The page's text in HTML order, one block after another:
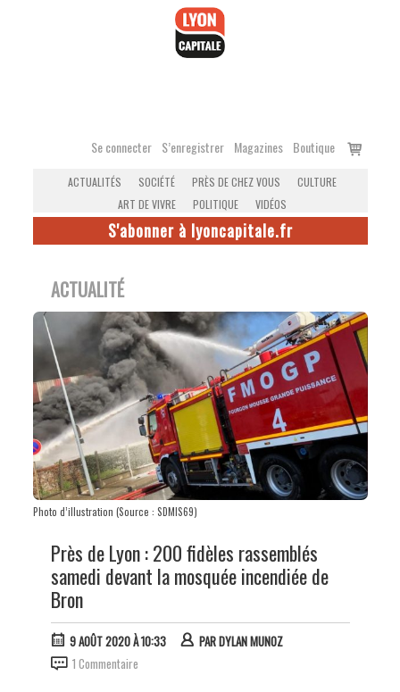
Se connecter S’enregistrer Magazines Boutique
Voir
ACTUALITÉS SOCIÉTÉ PRÈS DE CHEZ VOUS
CULTURE
ART DE VIVRE
POLITIQUE VIDÉOS
S'abonner à lyoncapitale.fr
ACTUALITÉ
Photo d’illustration (Source : SDMIS69)
Près de Lyon : 200 fidèles rassemblés
samedi devant la mosquée incendiée de
Bron
9 AOÛT 2020 À 10:33 PARDYLAN MUNOZ
1 Commentaire